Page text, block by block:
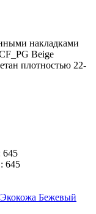
накладками
Beige
плотностью 22-
645
: 645
Бежевый